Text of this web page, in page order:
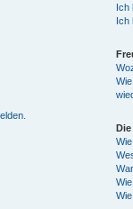
Ich
Ich